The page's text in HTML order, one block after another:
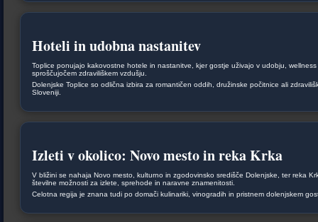
Hoteli in udobna nastanitev
Toplice ponujajo kakovostne hotele in nastanitve, kjer gostje uživajo v udobju,
sproščujočem zdraviliškem vzdušju.
Dolenjske Toplice so odlična izbira za romantičen oddih, družinske počitnice ali
Sloveniji.
Izleti v okolico: Novo mesto in reka Krka
V bližini se nahaja Novo mesto, kulturno in zgodovinsko središče Dolenjske, ter reka
številne možnosti za izlete, sprehode in naravne znamenitosti.
Celotna regija je znana tudi po domači kulinariki, vinogradih in pristnem dolenjskem